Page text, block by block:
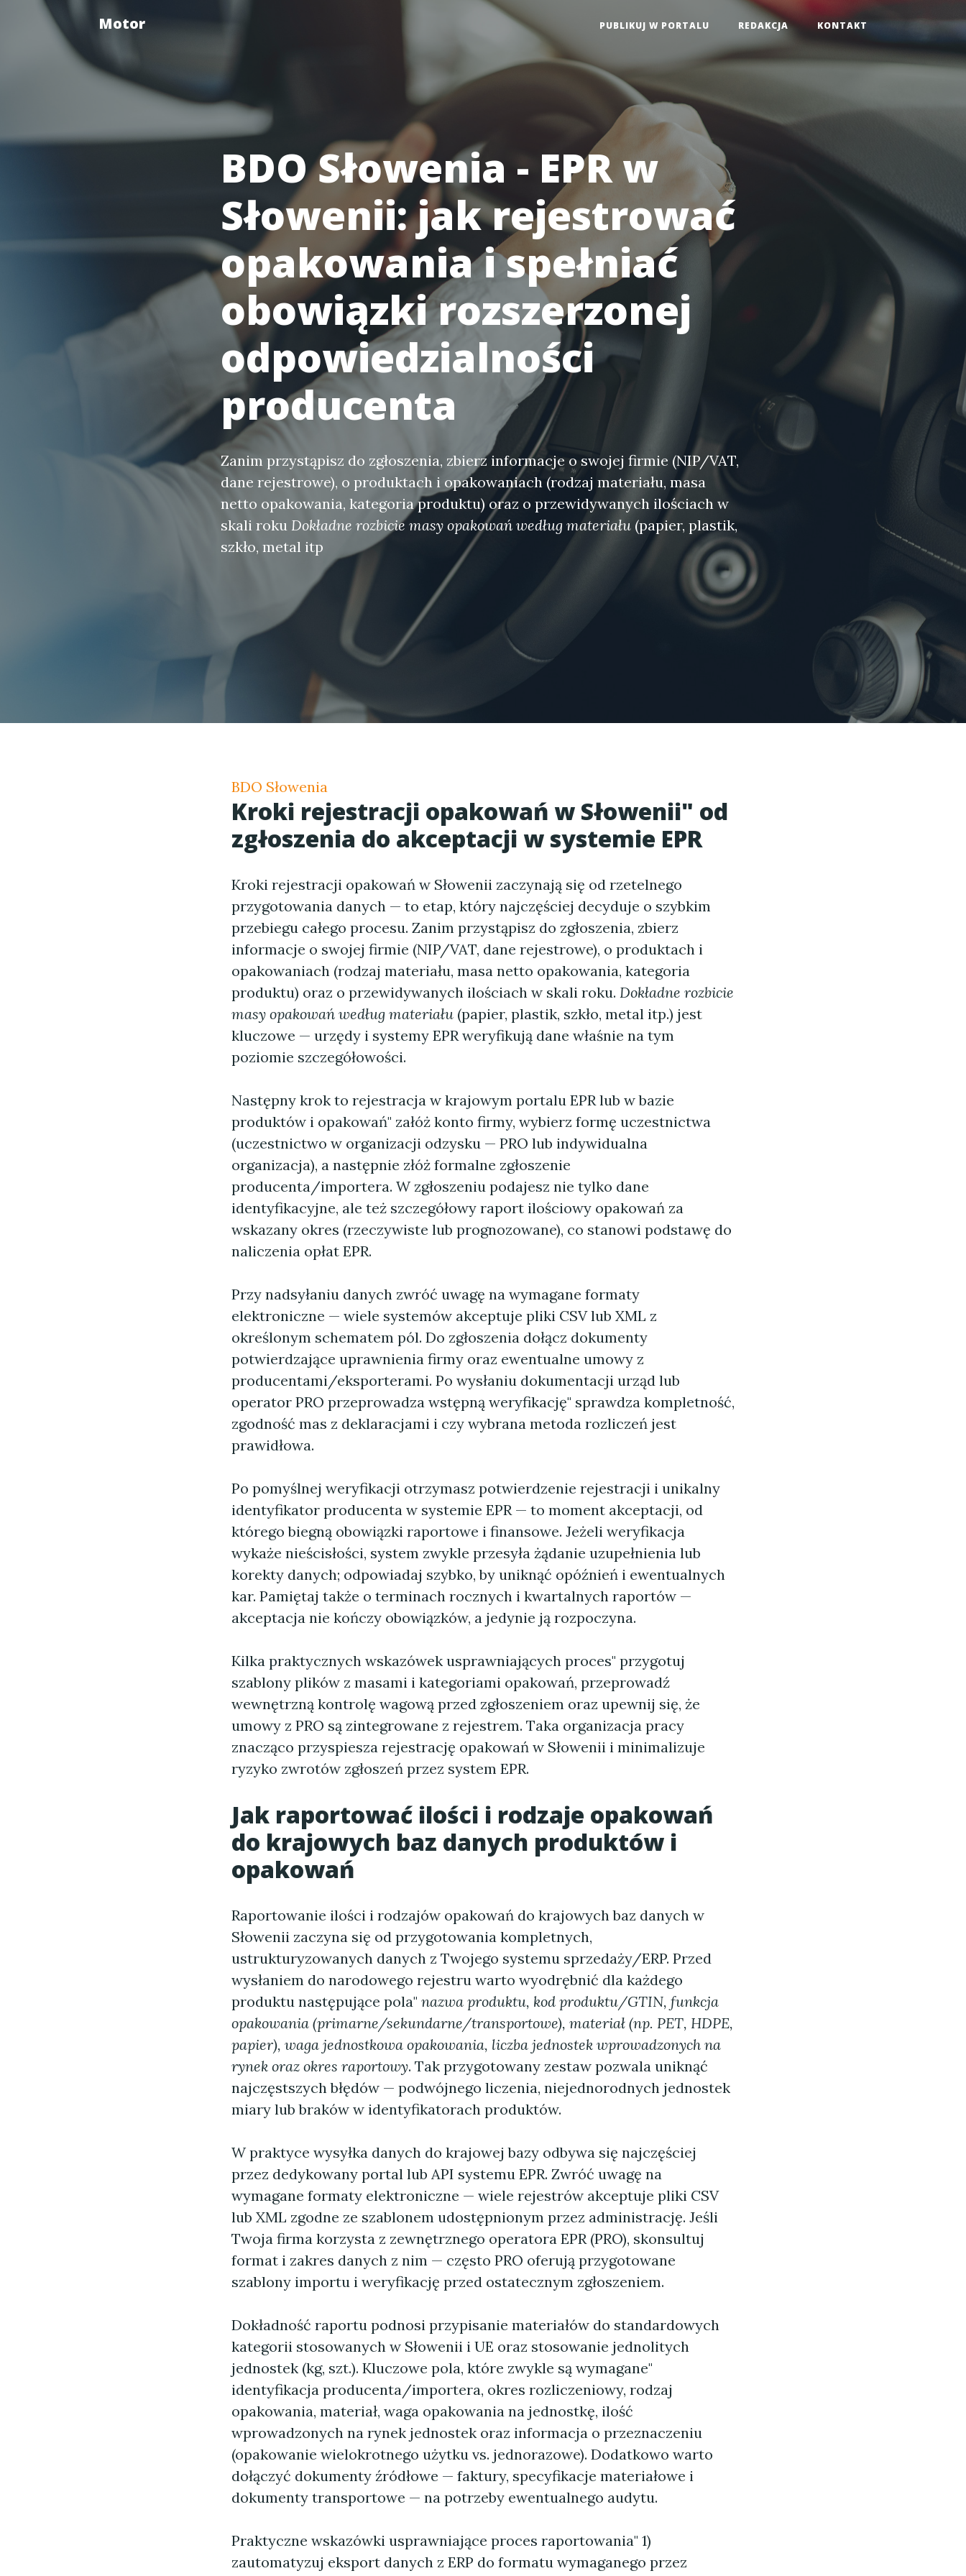
Motor PUBLIKUJ W PORTALU REDAKCJA KONTAKT
BDO Słowenia - EPR w
Słowenii: jak rejestrować
opakowania i spełniać
obowiązki rozszerzonej
odpowiedzialności
producenta
Zanim przystąpisz do zgłoszenia, zbierz informacje o swojej firmie (NIP/VAT,
dane rejestrowe), o produktach i opakowaniach (rodzaj materiału, masa
netto opakowania, kategoria produktu) oraz o przewidywanych ilościach w
skali roku Dokładne rozbicie masy opakowań według materiału (papier, plastik,
szkło, metal itp
BDO Słowenia
Kroki rejestracji opakowań w Słowenii" od
zgłoszenia do akceptacji w systemie EPR
Kroki rejestracji opakowań w Słowenii zaczynają się od rzetelnego
przygotowania danych — to etap, który najczęściej decyduje o szybkim
przebiegu całego procesu. Zanim przystąpisz do zgłoszenia, zbierz
informacje o swojej firmie (NIP/VAT, dane rejestrowe), o produktach i
opakowaniach (rodzaj materiału, masa netto opakowania, kategoria
produktu) oraz o przewidywanych ilościach w skali roku. Dokładne rozbicie
masy opakowań według materiału (papier, plastik, szkło, metal itp.) jest
kluczowe — urzędy i systemy EPR weryfikują dane właśnie na tym
poziomie szczegółowości.
Następny krok to rejestracja w krajowym portalu EPR lub w bazie
produktów i opakowań" załóż konto firmy, wybierz formę uczestnictwa
(uczestnictwo w organizacji odzysku — PRO lub indywidualna
organizacja), a następnie złóż formalne zgłoszenie
producenta/importera. W zgłoszeniu podajesz nie tylko dane
identyfikacyjne, ale też szczegółowy raport ilościowy opakowań za
wskazany okres (rzeczywiste lub prognozowane), co stanowi podstawę do
naliczenia opłat EPR.
Przy nadsyłaniu danych zwróć uwagę na wymagane formaty
elektroniczne — wiele systemów akceptuje pliki CSV lub XML z
określonym schematem pól. Do zgłoszenia dołącz dokumenty
potwierdzające uprawnienia firmy oraz ewentualne umowy z
producentami/eksporterami. Po wysłaniu dokumentacji urząd lub
operator PRO przeprowadza wstępną weryfikację" sprawdza kompletność,
zgodność mas z deklaracjami i czy wybrana metoda rozliczeń jest
prawidłowa.
Po pomyślnej weryfikacji otrzymasz potwierdzenie rejestracji i unikalny
identyfikator producenta w systemie EPR — to moment akceptacji, od
którego biegną obowiązki raportowe i finansowe. Jeżeli weryfikacja
wykaże nieścisłości, system zwykle przesyła żądanie uzupełnienia lub
korekty danych; odpowiadaj szybko, by uniknąć opóźnień i ewentualnych
kar. Pamiętaj także o terminach rocznych i kwartalnych raportów —
akceptacja nie kończy obowiązków, a jedynie ją rozpoczyna.
Kilka praktycznych wskazówek usprawniających proces" przygotuj
szablony plików z masami i kategoriami opakowań, przeprowadź
wewnętrzną kontrolę wagową przed zgłoszeniem oraz upewnij się, że
umowy z PRO są zintegrowane z rejestrem. Taka organizacja pracy
znacząco przyspiesza rejestrację opakowań w Słowenii i minimalizuje
ryzyko zwrotów zgłoszeń przez system EPR.
Jak raportować ilości i rodzaje opakowań
do krajowych baz danych produktów i
opakowań
Raportowanie ilości i rodzajów opakowań do krajowych baz danych w
Słowenii zaczyna się od przygotowania kompletnych,
ustrukturyzowanych danych z Twojego systemu sprzedaży/ERP. Przed
wysłaniem do narodowego rejestru warto wyodrębnić dla każdego
produktu następujące pola" nazwa produktu, kod produktu/GTIN, funkcja
opakowania (primarne/sekundarne/transportowe), materiał (np. PET, HDPE,
papier), waga jednostkowa opakowania, liczba jednostek wprowadzonych na
rynek oraz okres raportowy. Tak przygotowany zestaw pozwala uniknąć
najczęstszych błędów — podwójnego liczenia, niejednorodnych jednostek
miary lub braków w identyfikatorach produktów.
W praktyce wysyłka danych do krajowej bazy odbywa się najczęściej
przez dedykowany portal lub API systemu EPR. Zwróć uwagę na
wymagane formaty elektroniczne — wiele rejestrów akceptuje pliki CSV
lub XML zgodne ze szablonem udostępnionym przez administrację. Jeśli
Twoja firma korzysta z zewnętrznego operatora EPR (PRO), skonsultuj
format i zakres danych z nim — często PRO oferują przygotowane
szablony importu i weryfikację przed ostatecznym zgłoszeniem.
Dokładność raportu podnosi przypisanie materiałów do standardowych
kategorii stosowanych w Słowenii i UE oraz stosowanie jednolitych
jednostek (kg, szt.). Kluczowe pola, które zwykle są wymagane"
identyfikacja producenta/importera, okres rozliczeniowy, rodzaj
opakowania, materiał, waga opakowania na jednostkę, ilość
wprowadzonych na rynek jednostek oraz informacja o przeznaczeniu
(opakowanie wielokrotnego użytku vs. jednorazowe). Dodatkowo warto
dołączyć dokumenty źródłowe — faktury, specyfikacje materiałowe i
dokumenty transportowe — na potrzeby ewentualnego audytu.
Praktyczne wskazówki usprawniające proces raportowania" 1)
zautomatyzuj eksport danych z ERP do formatu wymaganego przez